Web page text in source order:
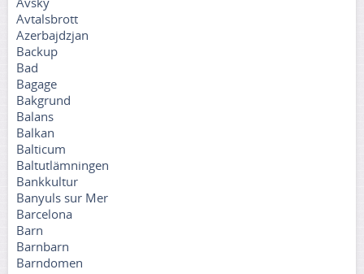
Avtalsbrott
Azerbajdzjan
Backup
Bad
Bagage
Bakgrund
Balans
Balkan
Balticum
Baltutlämningen
Bankkultur
Banyuls sur Mer
Barcelona
Barn
Barnbarn
Barndomen